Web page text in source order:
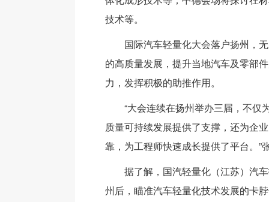
技术等。
国际汽车轻量化大会落户扬州，
的高质量发展，提升当地汽车及零部
力，发挥积极的助推作用。
“大会连续在扬州举办三届，不仅
质量可持续发展提供了支撑，还为企
靠，为工程师快速成长提供了平台。”
据了解，国汽轻量化（江苏）汽
州后，瞄准汽车轻量化技术发展的卡